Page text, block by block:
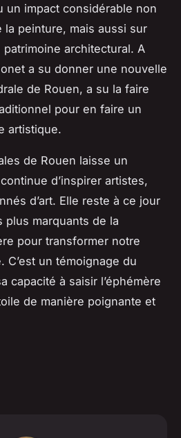
un impact considérable non
la peinture, mais aussi sur
architectural. A
a su donner une nouvelle
de Rouen, a su la faire
pour en faire un
artistique.
de Rouen laisse un
d’inspirer artistes,
d’art. Elle reste à ce jour
plus marquants de la
pour transformer notre
C’est un témoignage du
capacité à saisir l’éphémère
de manière poignante et